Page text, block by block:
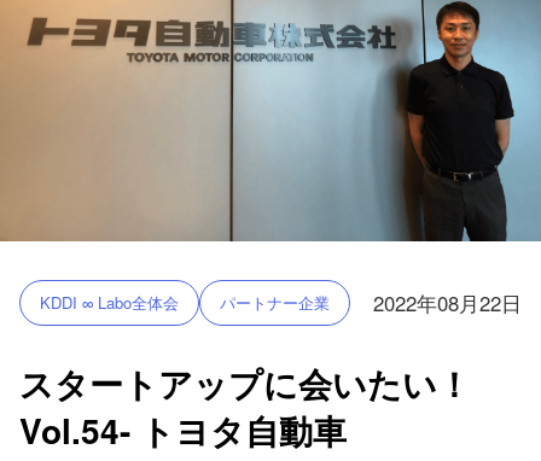
KDDI ∞ Labo全体会 パートナー企業 2022年08月22日
スタートアップに会いたい！
Vol.54- トヨタ自動車